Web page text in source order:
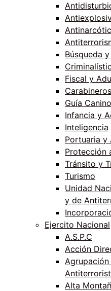
Búsqueda
Fiscal y
Carabineros
Guía
Infancia y
Inteligencia
Portuaria y
Protección
Tránsito y
Turismo
Unidad
y de
Ejercito Nacional
A.S.P.C
Acción
Agrupación
Alta